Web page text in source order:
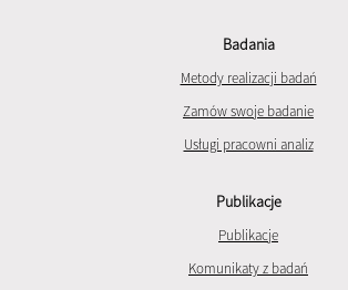
Badania
Metody realizacji badań
Zamów swoje badanie
Usługi pracowni analiz
Publikacje
Publikacje
Komunikaty z badań